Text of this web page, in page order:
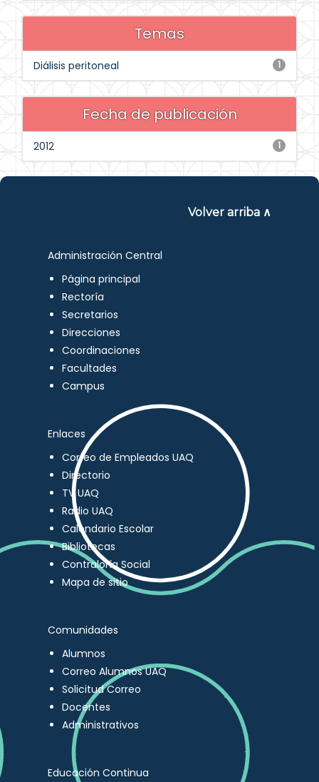
Temas
1
Diálisis peritoneal
Fecha de publicación
1
2012
Volver arriba ∧
Administración Central
Página principal
Rectoría
Secretarios
Direcciones
Coordinaciones
Facultades
Campus
Enlaces
Correo de Empleados UAQ
Directorio
TV UAQ
Radio UAQ
Calendario Escolar
Bibliotecas
Contraloría Social
Mapa de sitio
Comunidades
Alumnos
Correo Alumnos UAQ
Solicitud Correo
Docentes
Administrativos
Educación Continua